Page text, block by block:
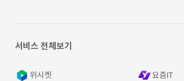
서비스 전체보기
위시켓 요즘IT